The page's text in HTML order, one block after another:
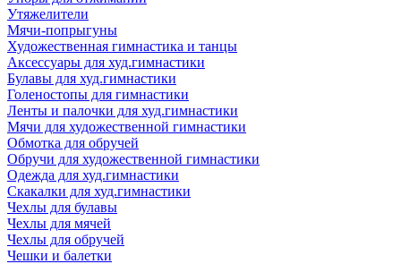
Утяжелители
Мячи-попрыгуны
Художественная гимнастика и танцы
Аксессуары для худ.гимнастики
Булавы для худ.гимнастики
Голеностопы для гимнастики
Ленты и палочки для худ.гимнастики
Мячи для художественной гимнастики
Обмотка для обручей
Обручи для художественной гимнастики
Одежда для худ.гимнастики
Скакалки для худ.гимнастики
Чехлы для булавы
Чехлы для мячей
Чехлы для обручей
Чешки и балетки